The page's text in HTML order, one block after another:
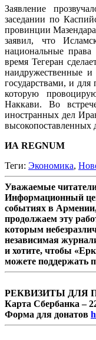
Заявление
заседании по
провинции
заявил, что
национальные
время Тегеран
наидружественные
государствами, и
которую
Наккави. Во
иностранных дел
высокопоставленных
ИА REGNUM
Теги: Экономика,
Уважаемые
Информационный
событиях в
продолжаем эту
которым
независимая
и хотите, чтобы
можете поддержать
РЕКВИЗИТЫ ДЛЯ
Карта Сбербанка –
Форма для донатов